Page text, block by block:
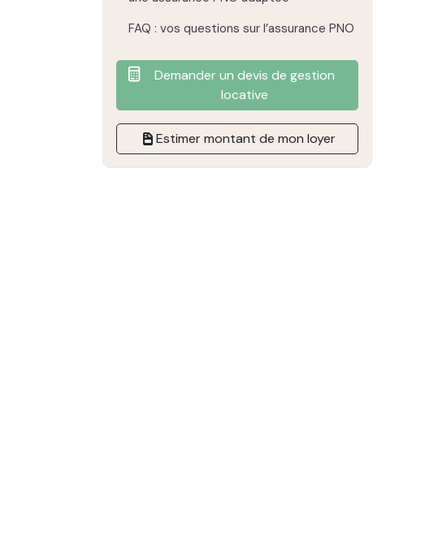
FAQ : vos questions sur l’assurance PNO
Demander un devis de gestion
locative
Estimer montant de mon loyer